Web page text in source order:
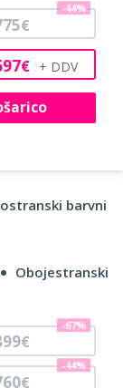
€
€
-44%
barvni
Obojestranski
€
-44%
€
-67%